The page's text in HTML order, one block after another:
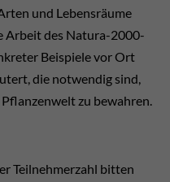
und Lebensräume
Arbeit des Natura-2000-
Beispiele vor Ort
die notwendig sind,
zu bewahren.
Teilnehmerzahl bitten